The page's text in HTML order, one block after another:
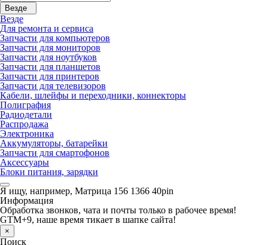
Везде
Везде
Для ремонта и сервиса
Запчасти для компьютеров
Запчасти для мониторов
Запчасти для ноутбуков
Запчасти для планшетов
Запчасти для принтеров
Запчасти для телевизоров
Кабели, шлейфы и переходники, коннекторы
Полиграфия
Радиодетали
Распродажа
Электроника
Аккумуляторы, батарейки
Запчасти для смартофонов
Аксессуары
Блоки питания, зарядки
Я ищу, например, Матрица 156 1366 40pin
Информация
Обработка звонков, чата и почты только в рабочее время!
GTM+9, наше время тикает в шапке сайта!
×
Поиск